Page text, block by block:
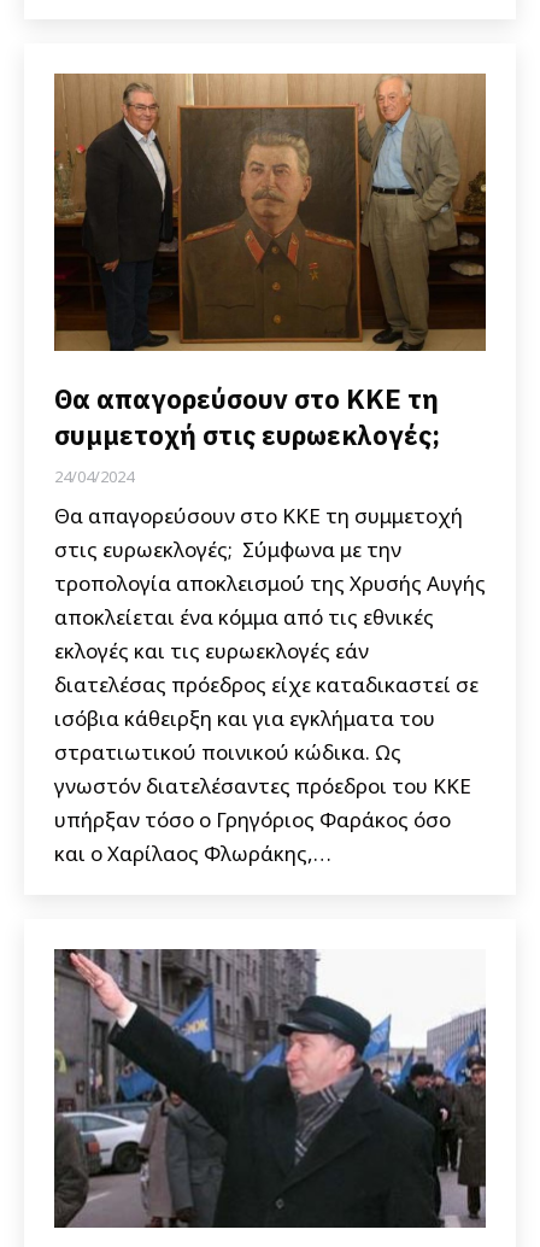
Θα απαγορεύσουν στο ΚΚΕ τη
συμμετοχή στις ευρωεκλογές;
24/04/2024
Θα απαγορεύσουν στο ΚΚΕ τη συμμετοχή
στις ευρωεκλογές; Σύμφωνα με την
τροπολογία αποκλεισμού της Χρυσής Αυγής
αποκλείεται ένα κόμμα από τις εθνικές
εκλογές και τις ευρωεκλογές εάν
διατελέσας πρόεδρος είχε καταδικαστεί σε
ισόβια κάθειρξη και για εγκλήματα του
στρατιωτικού ποινικού κώδικα. Ως
γνωστόν διατελέσαντες πρόεδροι του ΚΚΕ
υπήρξαν τόσο ο Γρηγόριος Φαράκος όσο
και ο Χαρίλαος Φλωράκης,…